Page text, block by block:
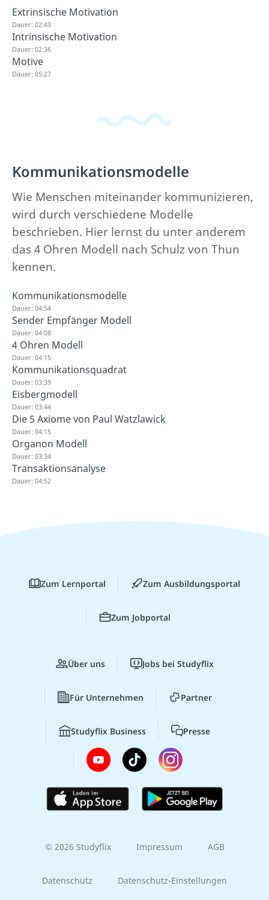
Extrinsische Motivation
Dauer: 02:43
Intrinsische Motivation
Dauer: 02:36
Motive
Dauer: 05:27
Kommunikationsmodelle
Wie Menschen miteinander kommunizieren,
wird durch verschiedene Modelle
beschrieben. Hier lernst du unter anderem
das 4 Ohren Modell nach Schulz von Thun
kennen.
Kommunikationsmodelle
Dauer: 04:54
Sender Empfänger Modell
Dauer: 04:08
4 Ohren Modell
Dauer: 04:15
Kommunikationsquadrat
Dauer: 03:39
Eisbergmodell
Dauer: 03:44
Die 5 Axiome von Paul Watzlawick
Dauer: 04:15
Organon Modell
Dauer: 03:34
Transaktionsanalyse
Dauer: 04:52
Zum Lernportal Zum Ausbildungsportal
Zum Jobportal
Über uns Jobs bei Studyflix
Für Unternehmen Partner
Studyflix Business Presse
© 2026 Studyflix Impressum AGB
Datenschutz Datenschutz-Einstellungen